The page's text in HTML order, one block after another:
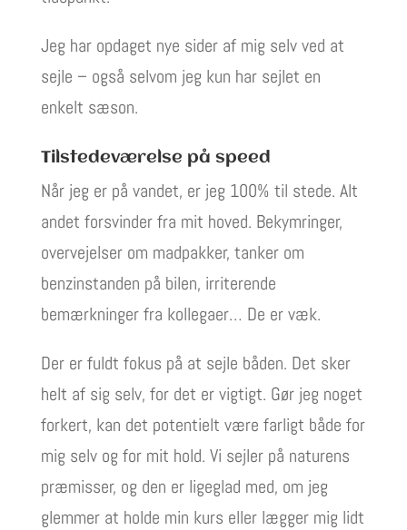
Jeg har opdaget nye sider af mig selv ved at
sejle – også selvom jeg kun har sejlet en
enkelt sæson.
Tilstedeværelse på speed
Når jeg er på vandet, er jeg 100% til stede. Alt
andet forsvinder fra mit hoved. Bekymringer,
overvejelser om madpakker, tanker om
benzinstanden på bilen, irriterende
bemærkninger fra kollegaer… De er væk.
Der er fuldt fokus på at sejle båden. Det sker
helt af sig selv, for det er vigtigt. Gør jeg noget
forkert, kan det potentielt være farligt både for
mig selv og for mit hold. Vi sejler på naturens
præmisser, og den er ligeglad med, om jeg
glemmer at holde min kurs eller lægger mig lidt